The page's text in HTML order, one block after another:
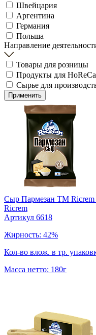
Швейцария
Аргентина
Германия
Польша
Направление
Товары для розницы
Продукты для HoReCa
Сырье для
Применить
Сыр Пармезан ТМ Ricrem
Ricrem
Артикул 6618
Жирность: 42%
Кол-во влож. в тр.
Масса нетто: 180г